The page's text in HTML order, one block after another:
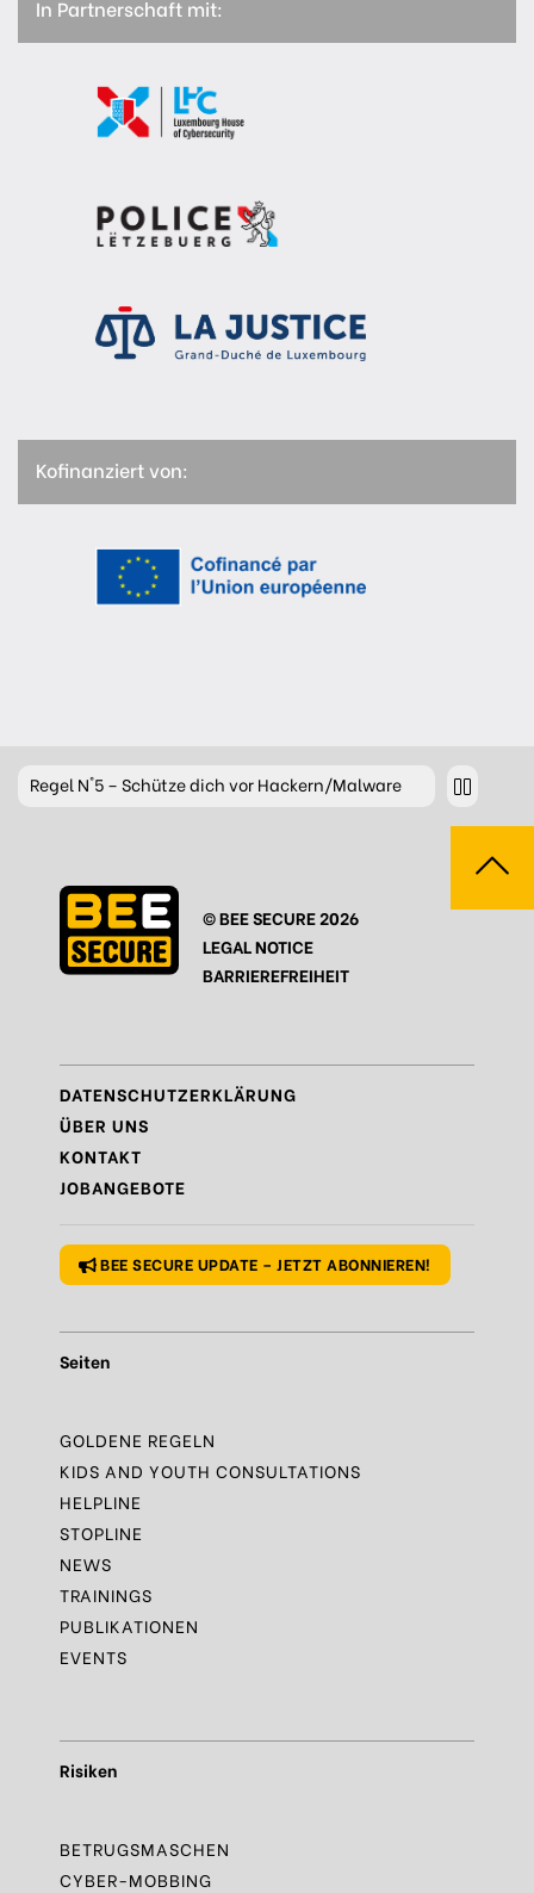
In Partnerschaft mit:
Kofinanziert von:
Regel N°5 – Schütze dich vor Hackern/Malware
RegelN°8- Schütze deine Geheimnisse
RegelN°9 – Gönn dir auch mal eine Pause
RegelN°1 – Benutze ein sicheres Passwort
RegelN°2 – Überdenke jeden deiner Klicks
RegelN°3 – Überdenke was du postest
© BEE SECURE 2026
LEGAL NOTICE
BARRIEREFREIHEIT
DATENSCHUTZERKLÄRUNG
ÜBER UNS
KONTAKT
JOBANGEBOTE
BEE SECURE UPDATE – JETZT ABONNIEREN!
Seiten
GOLDENE REGELN
KIDS AND YOUTH CONSULTATIONS
HELPLINE
STOPLINE
NEWS
TRAININGS
PUBLIKATIONEN
EVENTS
Risiken
BETRUGSMASCHEN
CYBER-MOBBING